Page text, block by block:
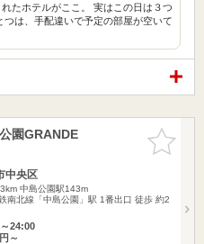
れたホテルがここ。 実はこの日は３つ
は、手配違いで予定の部屋が空いて
お気に入
りに追加
園GRANDE
中央区
中島公園駅143m
南北線「中島公園」駅 1番出口 徒歩 約2
24:00
～